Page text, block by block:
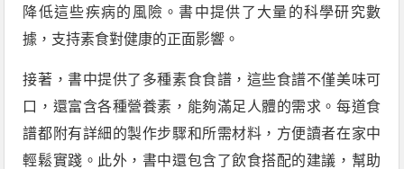
降低這些疾病的風險。書中提供了大量的科學研究數
據，支持素食對健康的正面影響。
接著，書中提供了多種素食食譜，這些食譜不僅美味可
口，還富含各種營養素，能夠滿足人體的需求。每道食
譜都附有詳細的製作步驟和所需材料，方便讀者在家中
輕鬆實踐。此外，書中還包含了飲食搭配的建議，幫助